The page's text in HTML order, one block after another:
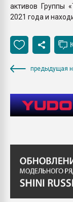
активов Группы
2021 года и
предыдущая